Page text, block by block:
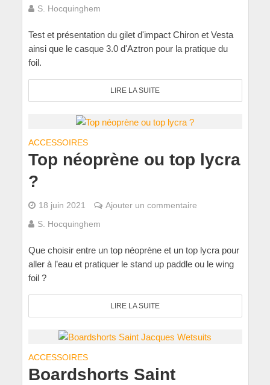
S. Hocquinghem
Test et présentation du gilet d'impact Chiron et Vesta
ainsi que le casque 3.0 d'Aztron pour la pratique du
foil.
LIRE LA SUITE
ACCESSOIRES
Top néoprène ou top lycra
?
18 juin 2021
Ajouter un commentaire
S. Hocquinghem
Que choisir entre un top néoprène et un top lycra pour
aller à l’eau et pratiquer le stand up paddle ou le wing
foil ?
LIRE LA SUITE
ACCESSOIRES
Boardshorts Saint